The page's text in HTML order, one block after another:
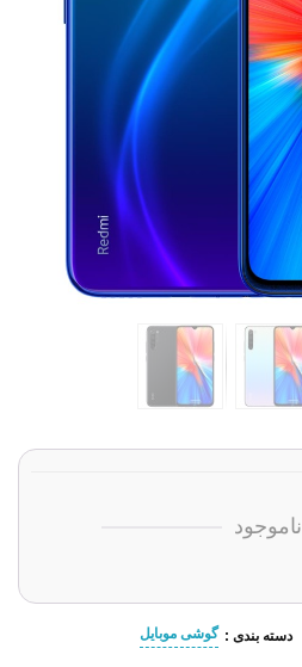
ناموجود
دسته بندی : گوشی موبایل